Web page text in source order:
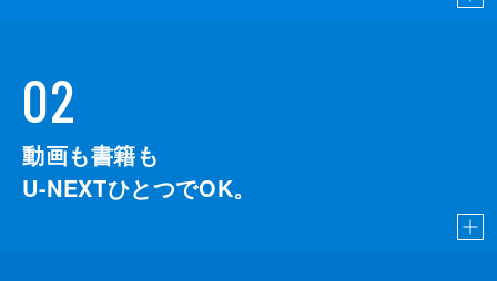
02
動画も書籍も
U-NEXTひとつでOK。